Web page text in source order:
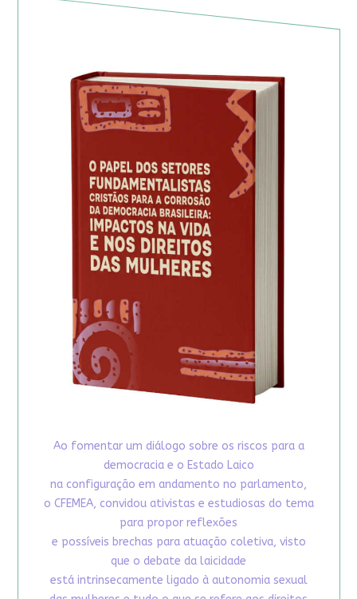
Ao fomentar um diálogo sobre os riscos para a
democracia e o Estado Laico
na configuração em andamento no parlamento,
o CFEMEA, convidou ativistas e estudiosas do tema
para propor reflexões
e possíveis brechas para atuação coletiva, visto
que o debate da laicidade
está intrinsecamente ligado à autonomia sexual